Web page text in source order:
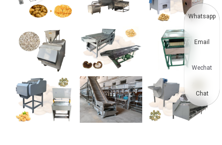
Whatsapp
Email
Wechat
Chat